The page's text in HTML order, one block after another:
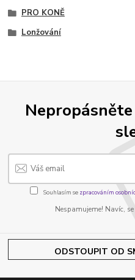
PRO KONĚ
Lonžování
Souhlasím se zpracováním
Nespamujeme! Navíc,
ODSTOUPIT OD